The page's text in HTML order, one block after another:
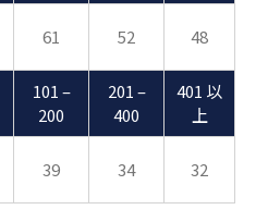
61 52 48
101 –
200
201 –
400
401 以
上
39 34 32